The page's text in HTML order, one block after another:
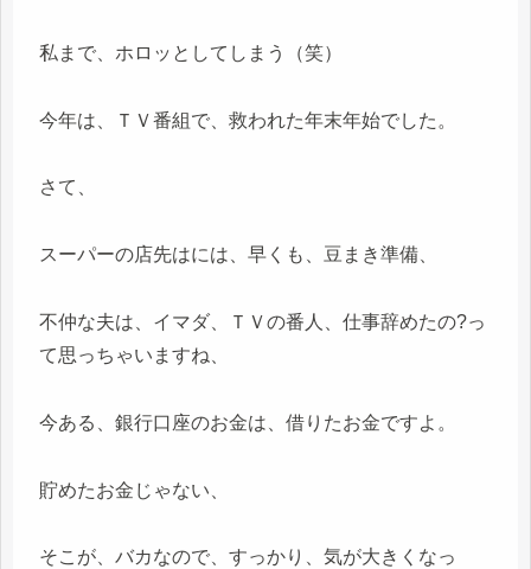
私まで、ホロッとしてしまう（笑）
今年は、ＴＶ番組で、救われた年末年始でした。
さて、
スーパーの店先はには、早くも、豆まき準備、
不仲な夫は、イマダ、ＴＶの番人、仕事辞めたの?っ
て思っちゃいますね、
今ある、銀行口座のお金は、借りたお金ですよ。
貯めたお金じゃない、
そこが、バカなので、すっかり、気が大きくなっ